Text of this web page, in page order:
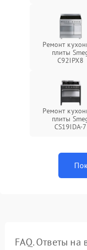
Ремонт
плиты
C92IPX8
Ремонт
плиты
CS19IDA-7
FAQ. Ответы на